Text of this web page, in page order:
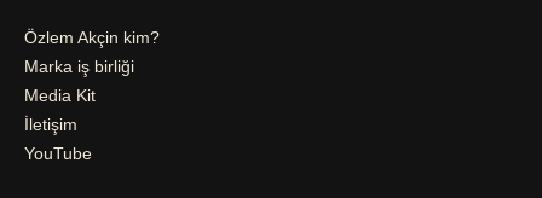
Özlem Akçin kim?
Marka iş birliği
Media Kit
İletişim
YouTube